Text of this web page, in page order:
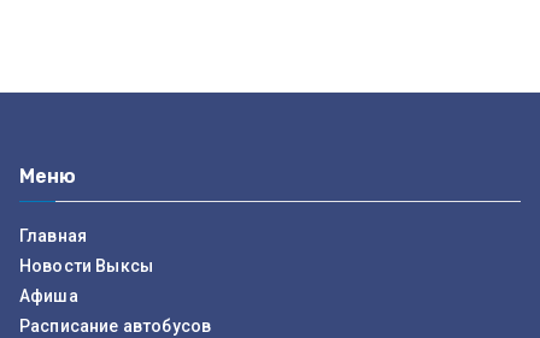
Меню
Главная
Новости Выксы
Афиша
Расписание автобусов